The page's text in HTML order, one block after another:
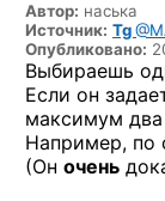
Автор: наська
Источник: Tg
Опубликовано:
Выбираешь
Если он
максимум
Например, по
(Он очень